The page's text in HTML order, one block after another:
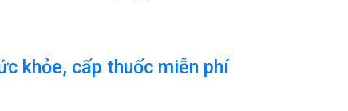
khỏe, cấp thuốc miễn phí